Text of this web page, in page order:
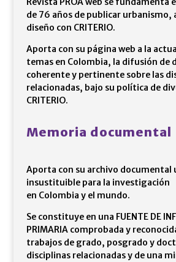
de 76 años de publicar
diseño con CRITERIO.
Aporta con su página web a la
temas en Colombia, la difusión de
coherente y pertinente sobre las
relacionadas, bajo su política de
CRITERIO.
Memoria documental
Aporta con su archivo documental
insustituible para la investigación
en Colombia y el mundo.
Se constituye en una FUENTE DE
PRIMARIA comprobada y
trabajos de grado, posgrado y
disciplinas relacionadas y de una